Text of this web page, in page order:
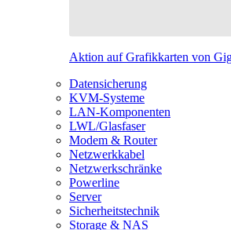
Aktion auf Grafikkarten von
Datensicherung
KVM-Systeme
LAN-Komponenten
LWL/Glasfaser
Modem & Router
Netzwerkkabel
Netzwerkschränke
Powerline
Server
Sicherheitstechnik
Storage & NAS